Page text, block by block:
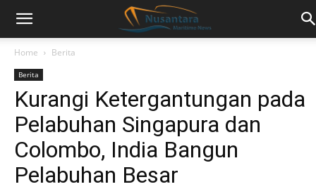
Home Berita
Berita
Kurangi Ketergantungan pada
Pelabuhan Singapura dan
Colombo, India Bangun
Pelabuhan Besar